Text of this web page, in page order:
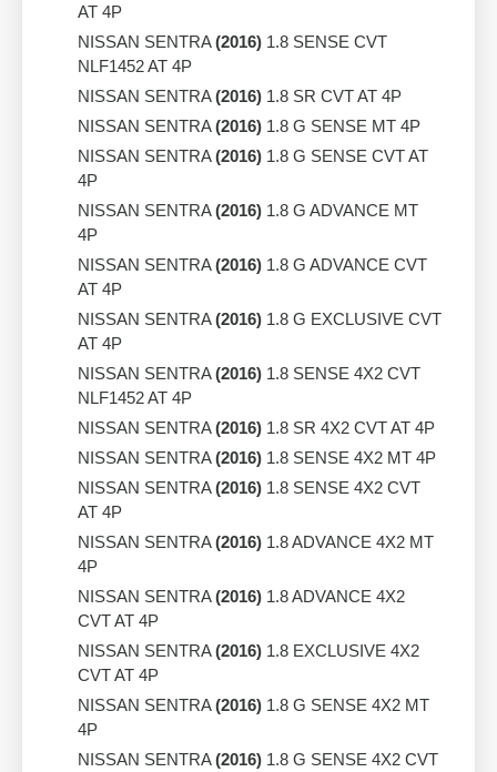
AT 4P
NISSAN SENTRA(2016) 1.8 SENSE CVT
NLF1452 AT 4P
NISSAN SENTRA(2016) 1.8 SR CVT AT 4P
NISSAN SENTRA(2016) 1.8 G SENSE MT 4P
NISSAN SENTRA(2016) 1.8 G SENSE CVT AT
4P
NISSAN SENTRA(2016) 1.8 G ADVANCE MT
4P
NISSAN SENTRA(2016) 1.8 G ADVANCE CVT
AT 4P
NISSAN SENTRA(2016) 1.8 G EXCLUSIVE CVT
AT 4P
NISSAN SENTRA(2016) 1.8 SENSE 4X2 CVT
NLF1452 AT 4P
NISSAN SENTRA(2016) 1.8 SR 4X2 CVT AT 4P
NISSAN SENTRA(2016) 1.8 SENSE 4X2 MT 4P
NISSAN SENTRA(2016) 1.8 SENSE 4X2 CVT
AT 4P
NISSAN SENTRA(2016) 1.8 ADVANCE 4X2 MT
4P
NISSAN SENTRA(2016) 1.8 ADVANCE 4X2
CVT AT 4P
NISSAN SENTRA(2016) 1.8 EXCLUSIVE 4X2
CVT AT 4P
NISSAN SENTRA(2016) 1.8 G SENSE 4X2 MT
4P
NISSAN SENTRA(2016) 1.8 G SENSE 4X2 CVT